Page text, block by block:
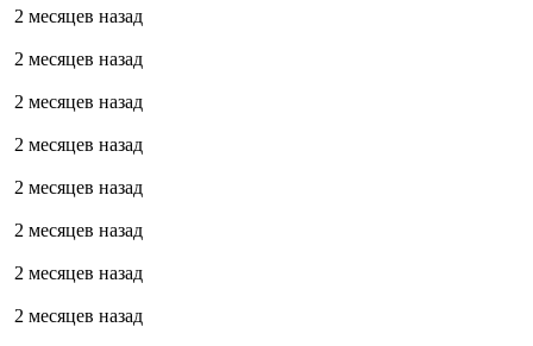
2 месяцев назад
2 месяцев назад
2 месяцев назад
2 месяцев назад
2 месяцев назад
2 месяцев назад
2 месяцев назад
2 месяцев назад